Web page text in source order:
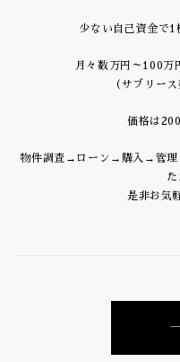
少ない自己資金で
月々数万円～100万
（サブリー
価格は
物件調査→ローン→購入→管理
た
是非お気